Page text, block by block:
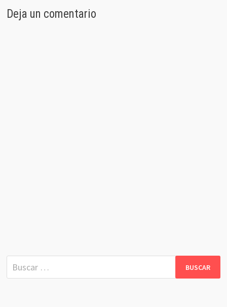
Deja un comentario
Buscar: